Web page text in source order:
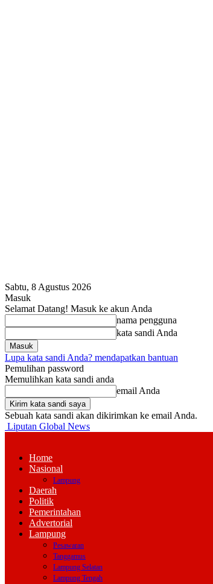
Sabtu, 8 Agustus 2026
Masuk
Selamat Datang! Masuk ke akun Anda
nama pengguna
kata sandi Anda
Lupa kata sandi Anda? mendapatkan bantuan
Pemulihan password
Memulihkan kata sandi anda
email Anda
Sebuah kata sandi akan dikirimkan ke email Anda.
Liputan Global News
Home
Nasional
Lampung
Daerah
Politik
Pemerintahan
Advertorial
Lampung
Pesawaran
Tanggamus
Lampung Selatan
Lampung Tengah